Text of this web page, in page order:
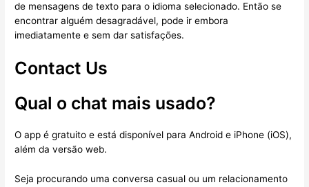
de mensagens de texto para o idioma selecionado. Então se
encontrar alguém desagradável, pode ir embora
imediatamente e sem dar satisfações.
Contact Us
Qual o chat mais usado?
O app é gratuito e está disponível para Android e iPhone (iOS),
além da versão web.
Seja procurando uma conversa casual ou um relacionamento